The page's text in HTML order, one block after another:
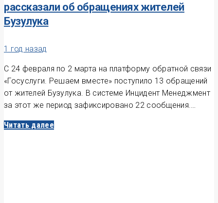
рассказали об обращениях жителей
Бузулука
1 год назад
С 24 февраля по 2 марта на платформу обратной связи
«Госуслуги. Решаем вместе» поступило 13 обращений
от жителей Бузулука. В системе Инцидент Менеджмент
за этот же период зафиксировано 22 сообщения.…
Читать далее